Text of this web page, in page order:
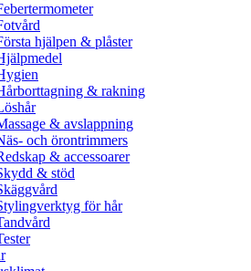
hjälpen & plåster
& rakning
& avslappning
och örontrimmers
& accessoarer
& stöd
för hår